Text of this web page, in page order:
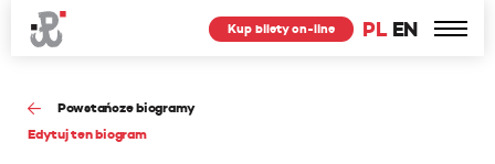
PL EN
Kup bilety on-line
Powstańcze biogramy
Edytuj ten biogram